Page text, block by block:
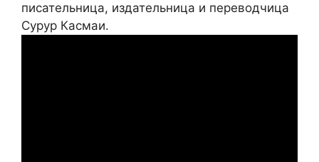
писательница, издательница и переводчица
Сурур Касмаи.